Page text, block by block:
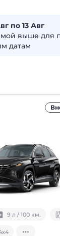
авг по 13
авг
выше для
датам
9 л / 100 км.